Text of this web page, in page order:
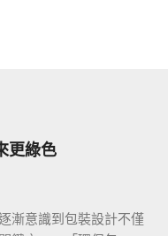
更綠色
漸意識到包裝設計不僅